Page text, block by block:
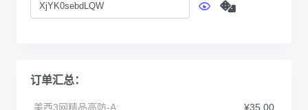
订单汇总：
美西3网精品高防-A: ¥35.00